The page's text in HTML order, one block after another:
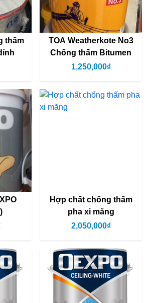
thấm
TOA Weatherkote No3
Chống thấm Bitumen
1,250,000₫
Hợp chất chống thấm
pha xi măng
2,050,000₫